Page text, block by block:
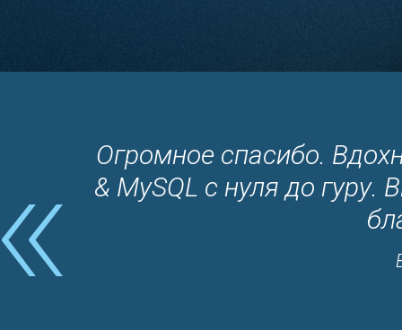
Огромное спасибо.
& MySQL с нуля до